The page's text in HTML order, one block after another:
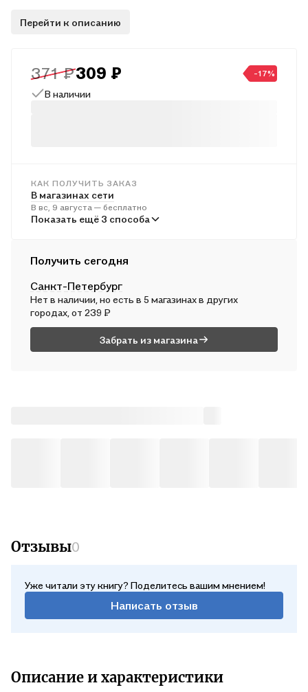
проиллюстрированы примерами. Также пособие содержит
Перейти к описанию
371 ₽309 ₽ -17%
В наличии
КАК ПОЛУЧИТЬ ЗАКАЗ
В магазинах сети
В вс, 9 августа — бесплатно
В пунктах выдачи
В пн, 10 августа — от 312 ₽
Почтой России
Во вт, 11 августа — от 498 ₽
Показать ещё 3 способа
Получить сегодня
Санкт-Петербург
Нет в наличии, но есть в 5 магазинах в других
городах, от 239 ₽
Забрать из магазина
Отзывы0
Уже читали эту книгу? Поделитесь вашим мнением!
Написать отзыв
Описание и характеристики